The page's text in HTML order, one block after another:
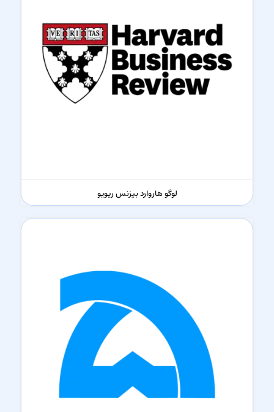
لوگو هاروارد بیزنس ریویو